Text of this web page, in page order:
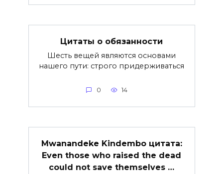
Цитаты о обязанности
Шесть вещей являются основами
нашего пути: строго придерживаться
0 14
Mwanandeke Kindembo цитата:
Even those who raised the dead
could not save themselves …